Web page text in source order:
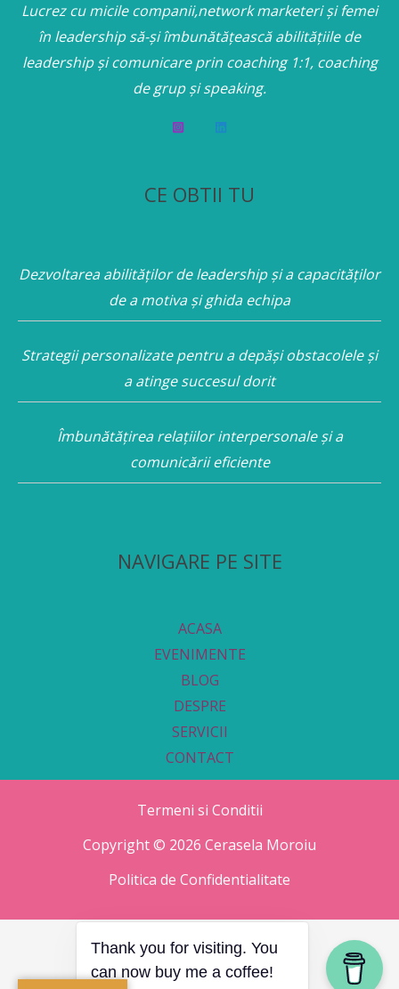
Lucrez cu micile companii,network marketeri și femei
în leadership să-și îmbunătățească abilitățiile de
leadership și comunicare prin coaching 1:1, coaching
de grup și speaking.
CE OBTII TU
Dezvoltarea abilităților de leadership și a capacităților
de a motiva și ghida echipa
Strategii personalizate pentru a depăși obstacolele și
a atinge succesul dorit
Îmbunătățirea relațiilor interpersonale și a
comunicării eficiente
NAVIGARE PE SITE
ACASA
EVENIMENTE
BLOG
DESPRE
SERVICII
CONTACT
Termeni si Conditii
Copyright © 2026 Cerasela Moroiu
Politica de Confidentialitate
Thank you for visiting. You
can now buy me a coffee!